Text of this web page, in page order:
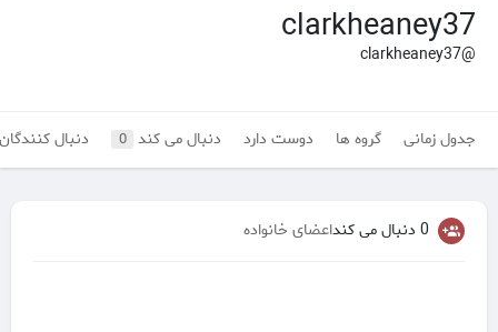
clarkheaney37
@clarkheaney37
جدول زمانی گروه ها دوست دارد دنبال می کند 0 دنبال
0 دنبال می کند اعضای خانواده